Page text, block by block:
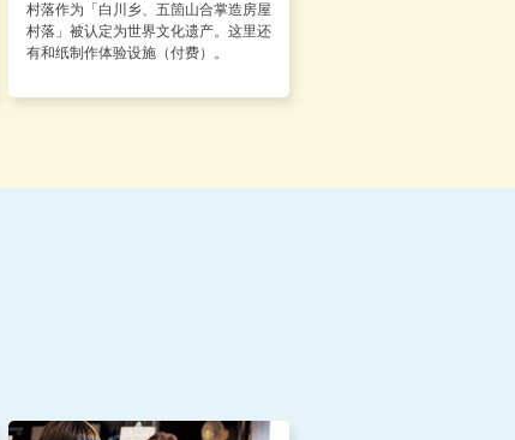
村落作为「白川乡、五箇山合掌造房屋
村落」被认定为世界文化遗产。这里还
有和纸制作体验设施（付费）。